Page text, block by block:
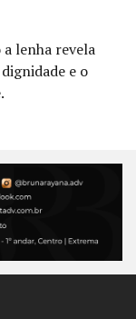
lenha revela
e o